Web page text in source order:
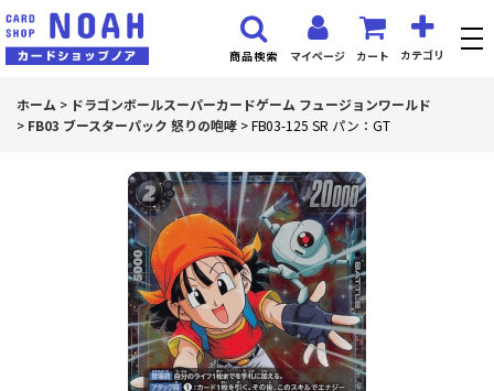
マイページ カート カテゴリ
商品検索
ホーム > ドラゴンボールスーパーカードゲーム フュージョンワールド
> FB03 ブースターパック 怒りの咆哮 >FB03-125 SR パン：GT